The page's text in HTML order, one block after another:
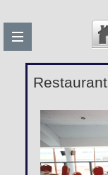
Restaurant